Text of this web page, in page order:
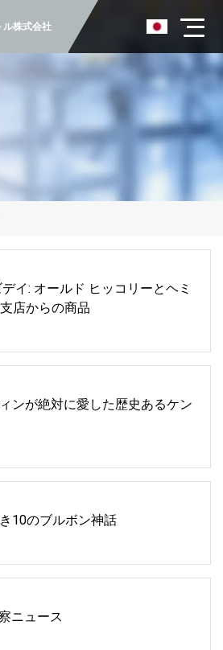
ル株式会社
イ: オールド ヒッコリーとヘミ
店からの商品
ンが絶対に愛した歴史あるケン
10のブルボン神話
ニュース